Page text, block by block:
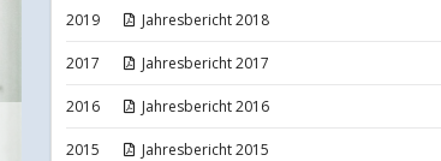
2019 Jahresbericht 2018
2017 Jahresbericht 2017
2016 Jahresbericht 2016
2015 Jahresbericht 2015